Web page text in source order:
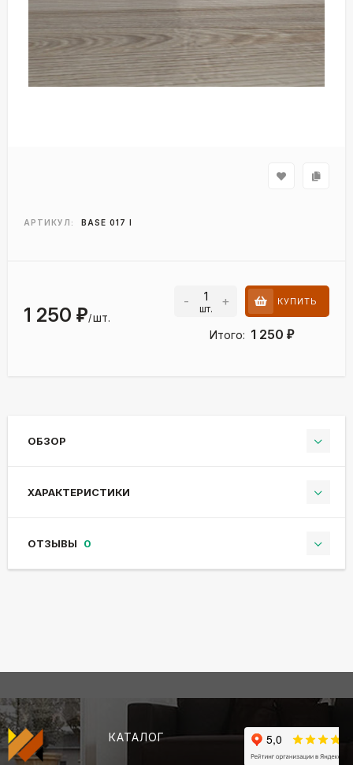
АРТИКУЛ: BASE 017 I
1 250 ₽/шт.
- шт. + КУПИТЬ
Итого: 1 250 ₽
ОБЗОР
ХАРАКТЕРИСТИКИ
ОТЗЫВЫ 0
КАТАЛОГ